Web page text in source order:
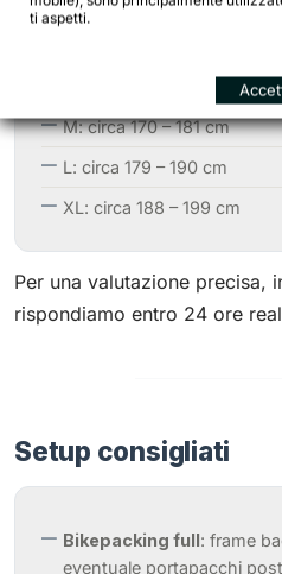
M: circa 170 – 181 cm
L: circa 179 – 190 cm
XL: circa 188 – 199 cm
Per una valutazione precisa,
rispondiamo entro 24 ore
Setup consigliati
Bikepacking full: frame
eventuale portapacchi
ti aspetti.